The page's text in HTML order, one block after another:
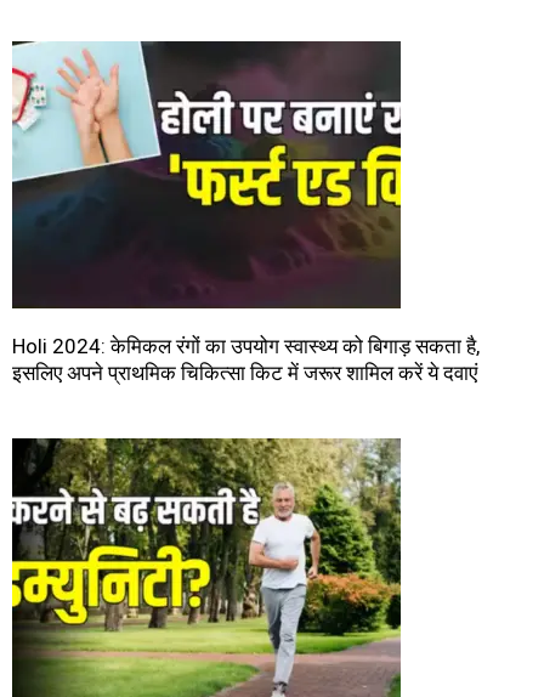
Holi 2024: केमिकल रंगों का उपयोग स्वास्थ्य को बिगाड़ सकता है,
इसलिए अपने प्राथमिक चिकित्सा किट में जरूर शामिल करें ये दवाएं